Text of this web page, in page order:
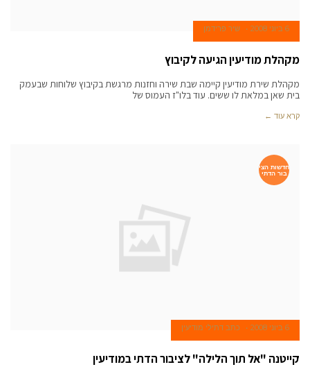
6 ביוני 2008 שיר פרידמן
מקהלת מודיעין הגיעה לקיבוץ
מקהלת שירת מודיעין קיימה שבת שירה וחזנות מרגשת בקיבוץ שלוחות שבעמק
בית שאן במלאת לו ששים. עוד בלו"ז העמוס של
קרא עוד ←
חדשות הצי
בור הדתי
6 ביוני 2008 כתב דתילי מודיעין
קייטנה "אל תוך הלילה" לציבור הדתי במודיעין